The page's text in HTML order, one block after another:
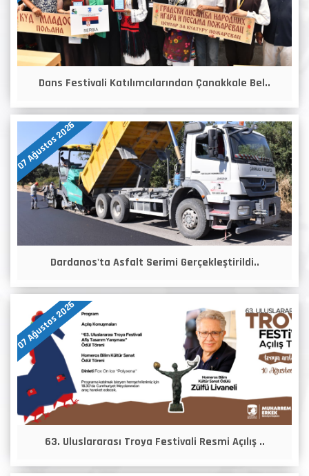
Dans Festivali Katılımcılarından Çanakkale Bel..
07 Ağustos 2026
Dardanos'ta Asfalt Serimi Gerçekleştirildi..
07 Ağustos 2026
63. Uluslararası Troya Festivali Resmi Açılış ..